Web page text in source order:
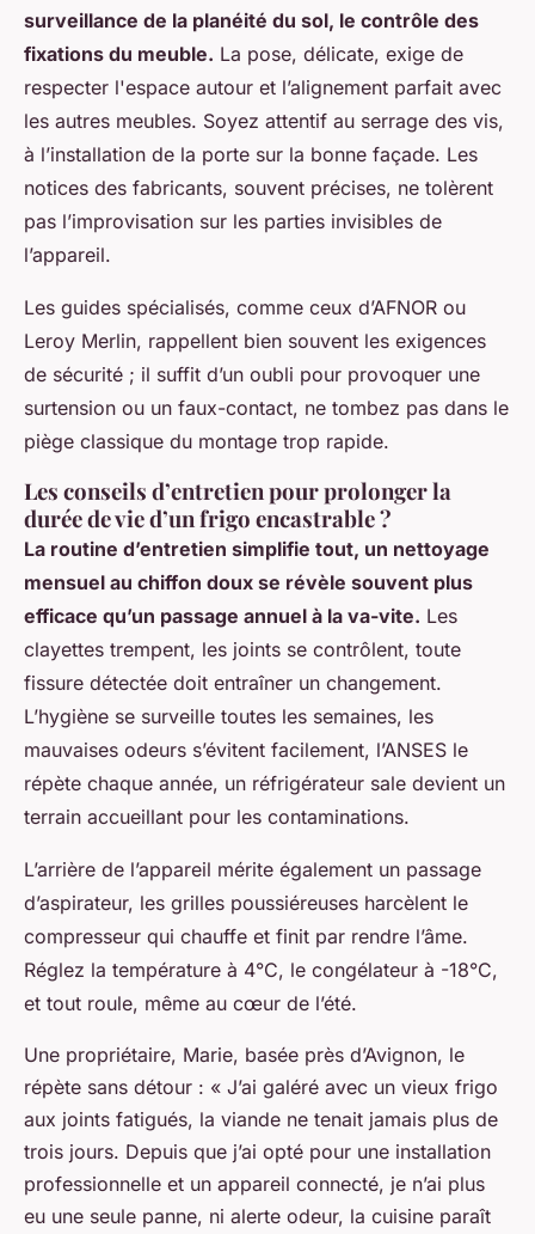
surveillance de la planéité du sol, le contrôle des
fixations du meuble. La pose, délicate, exige de
respecter l'espace autour et l’alignement parfait avec
les autres meubles. Soyez attentif au serrage des vis,
à l’installation de la porte sur la bonne façade. Les
notices des fabricants, souvent précises, ne tolèrent
pas l’improvisation sur les parties invisibles de
l’appareil.
Les guides spécialisés, comme ceux d’AFNOR ou
Leroy Merlin, rappellent bien souvent les exigences
de sécurité ; il suffit d’un oubli pour provoquer une
surtension ou un faux-contact, ne tombez pas dans le
piège classique du montage trop rapide.
Les conseils d’entretien pour prolonger la
durée de vie d’un frigo encastrable ?
La routine d’entretien simplifie tout, un nettoyage
mensuel au chiffon doux se révèle souvent plus
efficace qu’un passage annuel à la va-vite. Les
clayettes trempent, les joints se contrôlent, toute
fissure détectée doit entraîner un changement.
L’hygiène se surveille toutes les semaines, les
mauvaises odeurs s’évitent facilement, l’ANSES le
répète chaque année, un réfrigérateur sale devient un
terrain accueillant pour les contaminations.
L’arrière de l’appareil mérite également un passage
d’aspirateur, les grilles poussiéreuses harcèlent le
compresseur qui chauffe et finit par rendre l’âme.
Réglez la température à 4°C, le congélateur à -18°C,
et tout roule, même au cœur de l’été.
Une propriétaire, Marie, basée près d’Avignon, le
répète sans détour : « J’ai galéré avec un vieux frigo
aux joints fatigués, la viande ne tenait jamais plus de
trois jours. Depuis que j’ai opté pour une installation
professionnelle et un appareil connecté, je n’ai plus
eu une seule panne, ni alerte odeur, la cuisine paraît